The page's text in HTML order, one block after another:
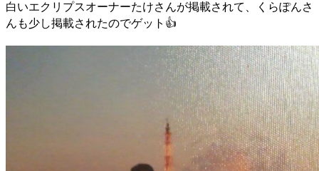
白いエクリプスオーナーたけさんが掲載されて、くらぽんさ
んも少し掲載されたのでゲット👍